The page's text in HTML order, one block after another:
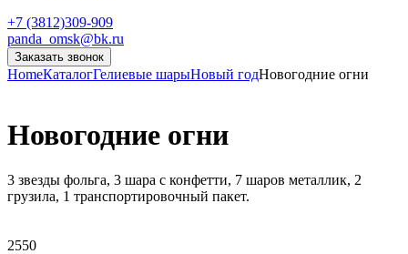
+7 (3812)309-909
panda_omsk@bk.ru
Заказать звонок
HomeКаталогГелиевые шарыНовый годНовогодние огни
Новогодние огни
3 звезды фольга, 3 шара с конфетти, 7 шаров металлик, 2
грузила, 1 транспортировочный пакет.
2550